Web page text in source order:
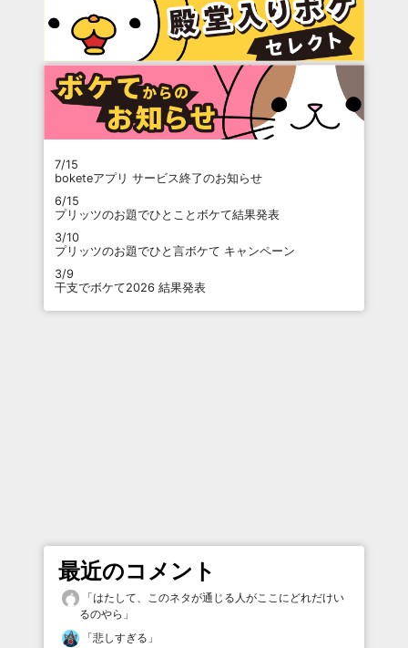
7/15
boketeアプリ サービス終了のお知らせ
6/15
プリッツのお題でひとことボケて結果発表
3/10
プリッツのお題でひと言ボケて キャンペーン
3/9
干支でボケて2026 結果発表
最近のコメント
「はたして、このネタが通じる人がここにどれだけい
るのやら 」
「悲しすぎる 」